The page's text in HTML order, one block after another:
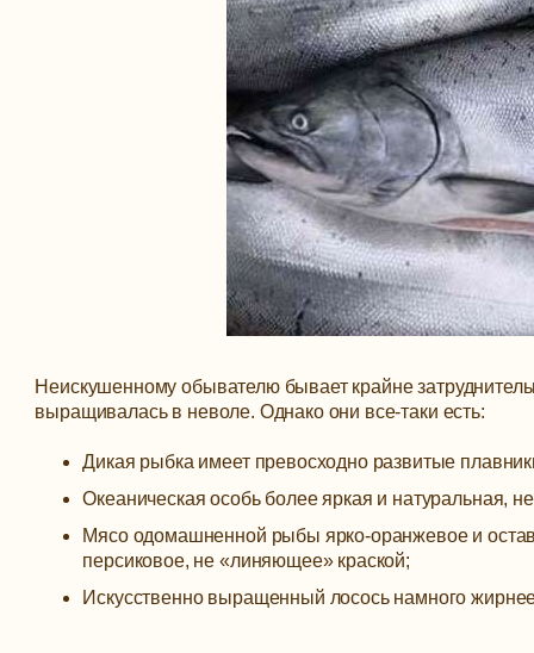
Неискушенному обывателю бывает крайне
выращивалась в неволе. Однако они все-таки есть:
Дикая рыбка имеет превосходно развитые
Океаническая особь более яркая и натуральная,
Мясо одомашненной рыбы ярко-оранжевое и
персиковое, не «линяющее» краской;
Искусственно выращенный лосось намного